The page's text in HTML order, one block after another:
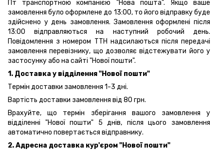
Пт транспортною компанією "Нова пошта". Якщо ваше
замовлення було оформлене до 13:00, то його відправку буде
здійснено у день замовлення. Замовлення оформлені після
13:00 відправляються на наступний робочий день.
Повідомлення з номером ТТН надсилаються після передачі
замовлення перевізнику, що дозволяє відстежувати його у
застосунку або на сайті "Нової пошти".
1. Доставка у відділення "Нової пошти"
Термін доставки замовлення 1-3 дні.
Вартість доставки замовлення від 80 грн.
Врахуйте, що термін зберігання вашого замовлення у
відділенні "Нової пошти" 5 днів, після цього замовлення
автоматично повертається відправнику.
2. Адресна доставка кур'єром "Нової пошти"